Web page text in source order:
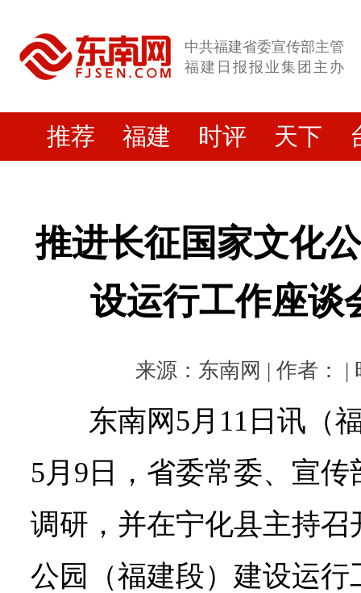
中共福建省委宣传部主管
福建日报报业集团主办
推荐 福建 时评 天下
推进长征国家文化
设运行工作座谈
来源：东南网 | 作者： |
东南网5月11日讯（
5月9日，省委常委、宣
调研，并在宁化县主持
公园（福建段）建设运